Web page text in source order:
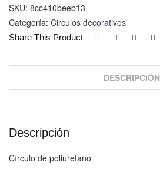
99
cantidad
SKU: 8cc410beeb13
Categoría: Circulos decorativos
Share This Product
DESCRIPCIÓN
Descripción
Círculo de poliuretano